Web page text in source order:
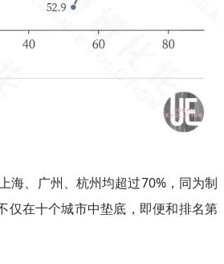
海、广州、杭州均超过70%，同为制
仅在十个城市中垫底，即便和排名第